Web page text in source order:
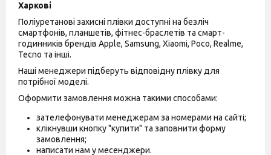
Харкові
Поліуретанові захисні плівки доступні на безліч
смартфонів, планшетів, фітнес-браслетів та смарт-
годинників брендів Apple, Samsung, Xiaomi, Poco, Realme,
Tecno та інші.
Наші менеджери підберуть відповідну плівку для
потрібної моделі.
Оформити замовлення можна такими способами:
зателефонувати менеджерам за номерами на сайті;
клікнувши кнопку "купити" та заповнити форму
замовлення;
написати нам у месенджери.